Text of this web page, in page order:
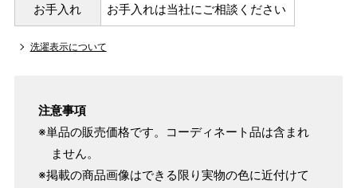
お手入れ お手入れは当社にご相談ください
洗濯表示について
注意事項
※単品の販売価格です。コーディネート品は含まれ
ません。
※掲載の商品画像はできる限り実物の色に近付けて